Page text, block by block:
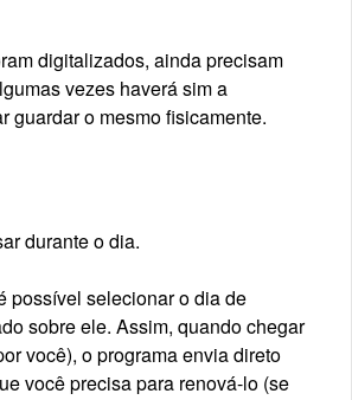
digitalizados, ainda precisam
vezes haverá sim a
guardar o mesmo fisicamente.
durante o dia.
possível selecionar o dia de
sobre ele. Assim, quando chegar
você), o programa envia direto
você precisa para renová-lo (se